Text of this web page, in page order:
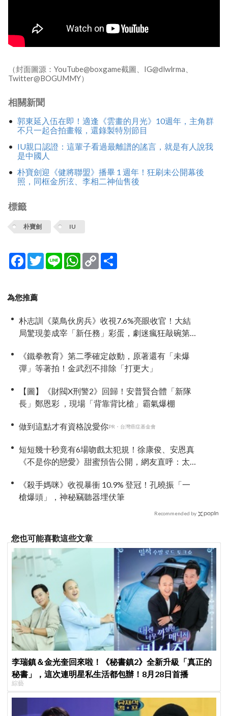
（封面圖源：YouTube@boxgame截圖、IG@dlwlrma、
Twitter@BOGUMMY）
相關新聞
郭東延入伍在即！適逢《雲畫的月光》10週年，主角群
不只一起合拍畫報，還錄製特別節目
IU親口認證：這輩子看過最離譜的謠言，就是有人說我
是中國人
朴寶劍迎《健將聯盟》播畢 1 週年！狂刷未公開幕後
照，同框金所泫、李相二神仙售後
標籤
朴寶劍 IU
Facebook
TwitterLine WhatsApp
Copy
Link
為您推薦
朴志訓《菜鳥伙房兵》收視7.6%亮眼收官！大結
局驚現姜成宰「新任務」彩蛋，劇迷瘋狂敲碗第
《鐵拳教育》第二季確定啟動，原著還有「未爆
彈」等著拍！金武烈不排除「打更大」
【圖】《財閥X刑警2》回歸！安普賢合體「新隊
長」鄭恩彩 ，現場「背靠背比槍」霸氣爆棚
做到這點才有資格說愛你PR・台灣癌症基金會
短短幾十秒竟有6場吻戲太犯規！徐康俊、安恩真
《不是你的戀愛》甜蜜預告公開，網友直呼：太
《殺手媽咪》收視暴衝 10.9% 登冠！孔曉振「一
槍爆頭」，神秘竊聽器埋伏筆
Recommended by
您也可能喜歡這些文章
李瑞鎮＆金光奎回來啦！《秘書鎮2》全新升級「真正的
秘書」，這次連明星私生活都包辦！8月28日首播
綜藝